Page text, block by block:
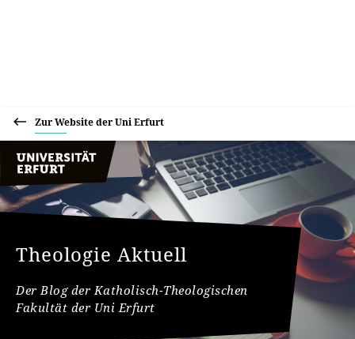
Zur Website der Uni Erfurt
Theologie Aktuell
Der Blog der Katholisch-Theologischen
Fakultät der Uni Erfurt